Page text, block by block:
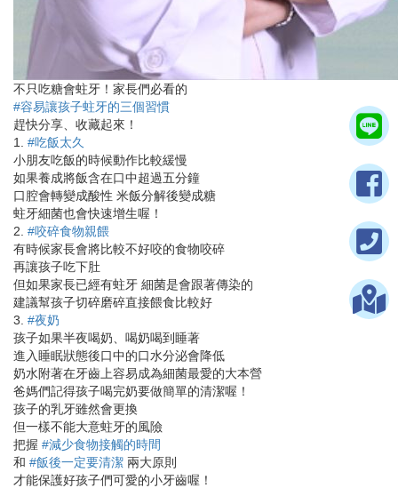
不只吃糖會蛀牙！家長們必看的
#容易讓孩子蛀牙的三個習慣
趕快分享、收藏起來！
1. #吃飯太久
小朋友吃飯的時候動作比較緩慢
如果養成將飯含在口中超過五分鐘
口腔會轉變成酸性 米飯分解後變成糖
蛀牙細菌也會快速增生喔！
2. #咬碎食物親餵
有時候家長會將比較不好咬的食物咬碎
再讓孩子吃下肚
但如果家長已經有蛀牙 細菌是會跟著傳染的
建議幫孩子切碎磨碎直接餵食比較好
3. #夜奶
孩子如果半夜喝奶、喝奶喝到睡著
進入睡眠狀態後口中的口水分泌會降低
奶水附著在牙齒上容易成為細菌最愛的大本營
爸媽們記得孩子喝完奶要做簡單的清潔喔！
孩子的乳牙雖然會更換
但一樣不能大意蛀牙的風險
把握 #減少食物接觸的時間
和 #飯後一定要清潔 兩大原則
才能保護好孩子們可愛的小牙齒喔！